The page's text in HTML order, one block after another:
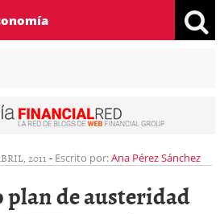
2011 - Escrito por:Ana Pérez Sánchez
plan de austeridad